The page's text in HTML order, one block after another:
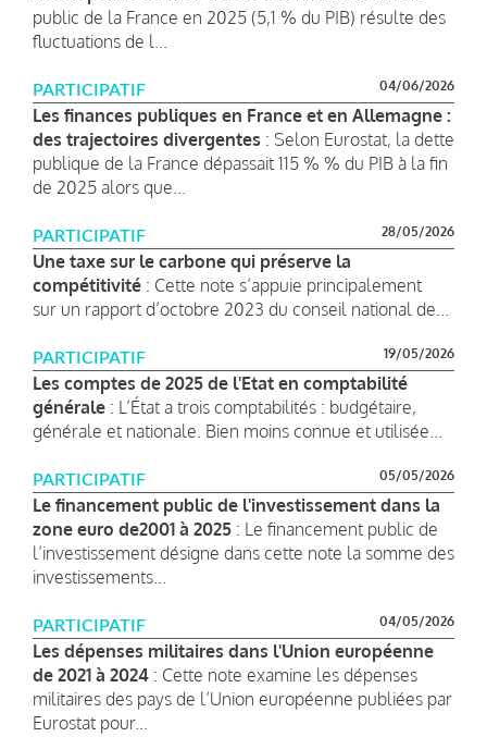
public de la France en 2025 (5,1 % du PIB) résulte des
fluctuations de l...
PARTICIPATIF 04/06/2026
Les finances publiques en France et en Allemagne :
des trajectoires divergentes : Selon Eurostat, la dette
publique de la France dépassait 115 % % du PIB à la fin
de 2025 alors que...
PARTICIPATIF 28/05/2026
Une taxe sur le carbone qui préserve la
compétitivité : Cette note s’appuie principalement
sur un rapport d’octobre 2023 du conseil national de...
PARTICIPATIF 19/05/2026
Les comptes de 2025 de l'Etat en comptabilité
générale : L’État a trois comptabilités : budgétaire,
générale et nationale. Bien moins connue et utilisée...
PARTICIPATIF 05/05/2026
Le financement public de l'investissement dans la
zone euro de2001 à 2025 : Le financement public de
l’investissement désigne dans cette note la somme des
investissements...
PARTICIPATIF 04/05/2026
Les dépenses militaires dans l'Union européenne
de 2021 à 2024 : Cette note examine les dépenses
militaires des pays de l’Union européenne publiées par
Eurostat pour...